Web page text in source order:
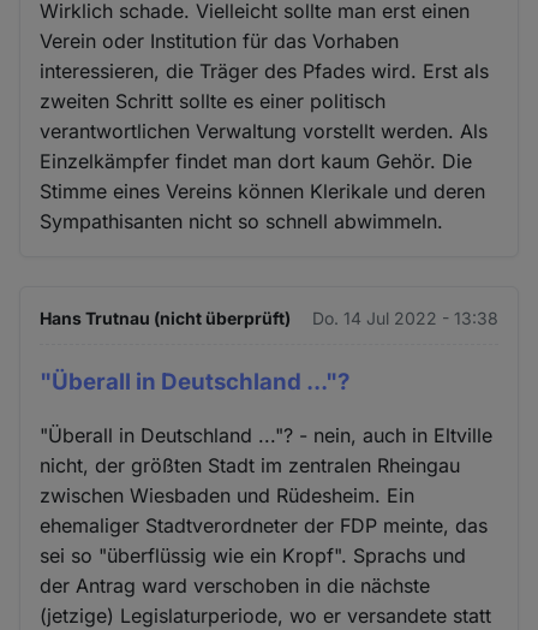
Wirklich schade. Vielleicht sollte man erst einen
Verein oder Institution für das Vorhaben
interessieren, die Träger des Pfades wird. Erst als
zweiten Schritt sollte es einer politisch
verantwortlichen Verwaltung vorstellt werden. Als
Einzelkämpfer findet man dort kaum Gehör. Die
Stimme eines Vereins können Klerikale und deren
Sympathisanten nicht so schnell abwimmeln.
Hans Trutnau (nicht überprüft) Do. 14 Jul 2022 - 13:38
"Überall in Deutschland ..."?
"Überall in Deutschland ..."? - nein, auch in Eltville
nicht, der größten Stadt im zentralen Rheingau
zwischen Wiesbaden und Rüdesheim. Ein
ehemaliger Stadtverordneter der FDP meinte, das
sei so "überflüssig wie ein Kropf". Sprachs und
der Antrag ward verschoben in die nächste
(jetzige) Legislaturperiode, wo er versandete statt